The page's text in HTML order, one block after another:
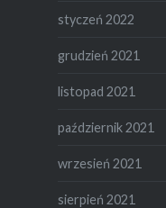
styczeń 2022
grudzień 2021
listopad 2021
październik 2021
wrzesień 2021
sierpień 2021